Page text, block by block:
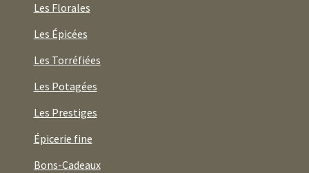
Les Florales
Les Épicées
Les Torréfiées
Les Potagées
Les Prestiges
Épicerie fine
Bons-Cadeaux